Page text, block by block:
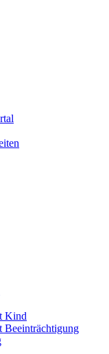
Kind
Beeinträchtigung